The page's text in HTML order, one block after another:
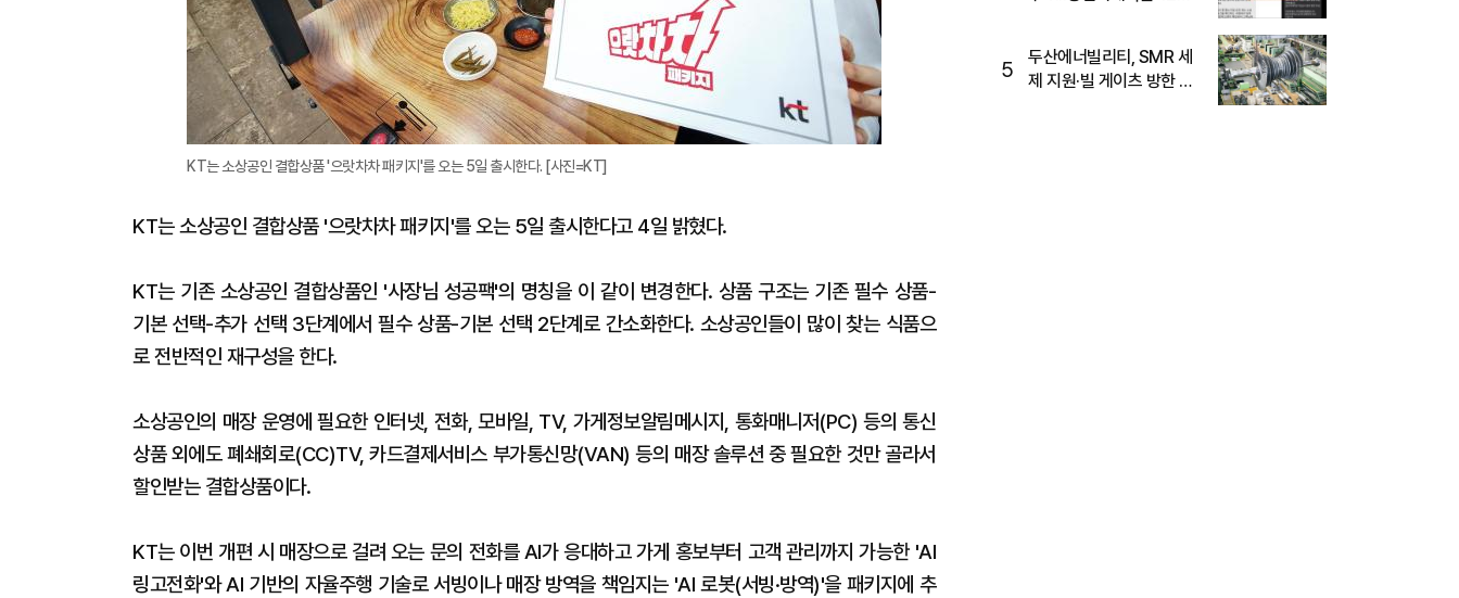
KT는 소상공인 결합상품 '으랏차차 패키지'를 오는 5일 출시한다. [사진=KT]
KT는 소상공인 결합상품 '으랏차차 패키지'를 오는 5일 출시한다고 4일 밝혔다.
KT는 기존 소상공인 결합상품인 '사장님 성공팩'의 명칭을 이 같이 변경한다. 상품 구조는 기존 필수 상품-
기본 선택-추가 선택 3단계에서 필수 상품-기본 선택 2단계로 간소화한다. 소상공인들이 많이 찾는 식품으
로 전반적인 재구성을 한다.
소상공인의 매장 운영에 필요한 인터넷, 전화, 모바일, TV, 가게정보알림메시지, 통화매니저(PC) 등의 통신
상품 외에도 폐쇄회로(CC)TV, 카드결제서비스 부가통신망(VAN) 등의 매장 솔루션 중 필요한 것만 골라서
할인받는 결합상품이다.
KT는 이번 개편 시 매장으로 걸려 오는 문의 전화를 AI가 응대하고 가게 홍보부터 고객 관리까지 가능한 'AI
링고전화'와 AI 기반의 자율주행 기술로 서빙이나 매장 방역을 책임지는 'AI 로봇(서빙·방역)'을 패키지에 추
5
두산에너빌리티, SMR 세
제 지원·빌 게이츠 방한 기